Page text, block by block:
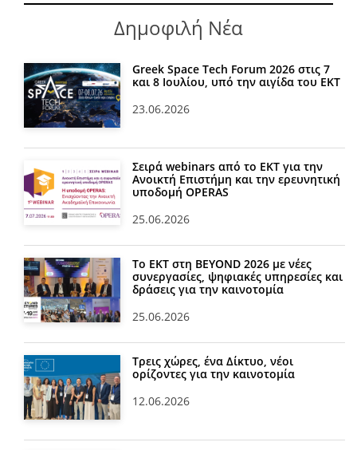
Δημοφιλή Νέα
Greek Space Tech Forum 2026 στις 7
και 8 Ιουλίου, υπό την αιγίδα του ΕΚΤ
23.06.2026
Σειρά webinars από το ΕΚΤ για την
Ανοικτή Επιστήμη και την ερευνητική
υποδομή OPERAS
25.06.2026
Το ΕΚΤ στη BEYOND 2026 με νέες
συνεργασίες, ψηφιακές υπηρεσίες και
δράσεις για την καινοτομία
25.06.2026
Τρεις χώρες, ένα Δίκτυο, νέοι
ορίζοντες για την καινοτομία
12.06.2026